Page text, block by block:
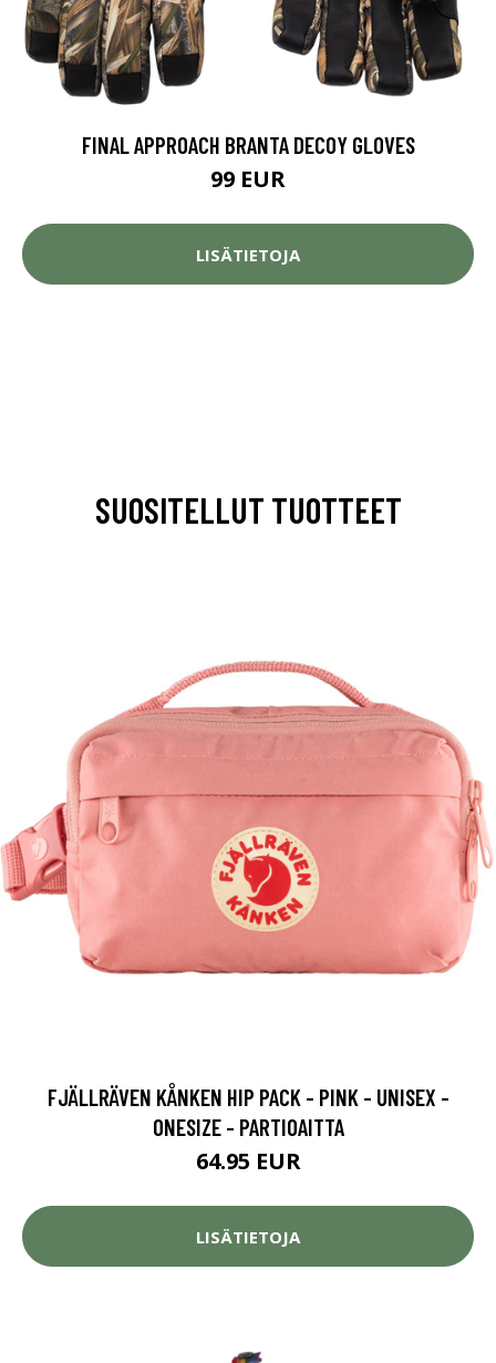
FINAL APPROACH BRANTA DECOY GLOVES
99 EUR
LISÄTIETOJA
SUOSITELLUT TUOTTEET
FJÄLLRÄVEN KÅNKEN HIP PACK - PINK - UNISEX -
ONESIZE - PARTIOAITTA
64.95 EUR
LISÄTIETOJA